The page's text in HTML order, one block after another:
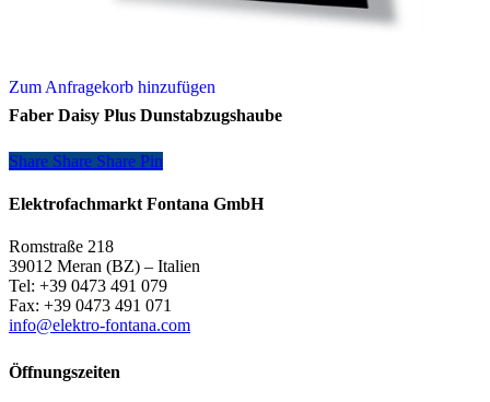
Zum Anfragekorb hinzufügen
Faber Daisy Plus Dunstabzugshaube
Share
Share Share Share Pin
Elektrofachmarkt Fontana GmbH
Romstraße 218
39012 Meran (BZ) – Italien
Tel: +39 0473 491 079
Fax: +39 0473 491 071
info@elektro-fontana.com
Öffnungszeiten